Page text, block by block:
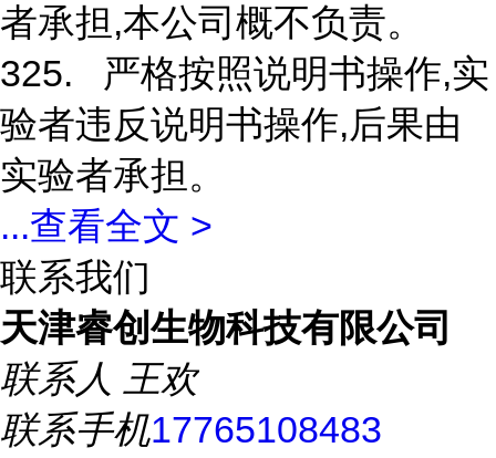
者承担,本公司概不负责。
325. 严格按照说明书操作,实
验者违反说明书操作,后果由
实验者承担。
...查看全文 >
联系我们
天津睿创生物科技有限公司
联系人 王欢
联系手机17765108483